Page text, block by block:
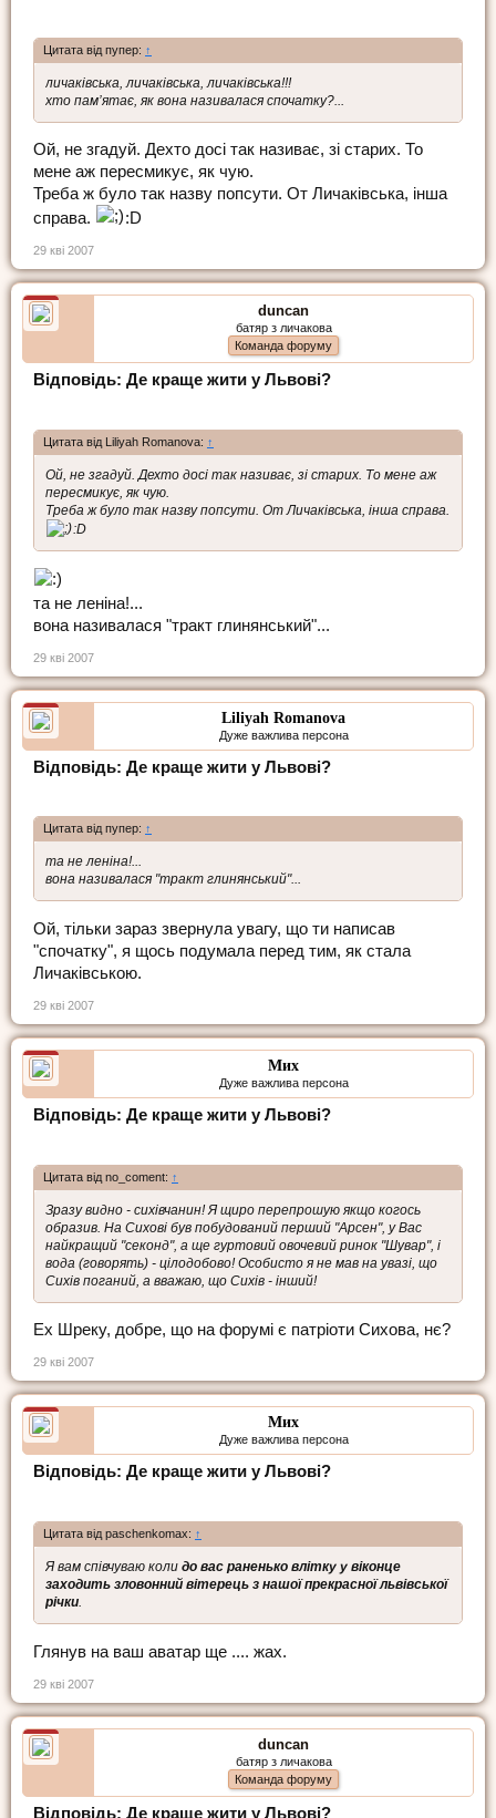
Цитата від пупер: ↑
личаківська, личаківська, личаківська!!!
хто пам’ятає, як вона називалася спочатку?...
Ой, не згадуй. Дехто досі так називає, зі старих. То
мене аж пересмикує, як чую.
Треба ж було так назву попсути. От Личаківська, інша
справа.
:D
29 кві 2007
duncan
батяр з личакова
Команда форуму
Відповідь: Де краще жити у Львові?
Цитата від Liliyah Romanova: ↑
Ой, не згадуй. Дехто досі так називає, зі старих. То мене аж
пересмикує, як чую.
Треба ж було так назву попсути. От Личаківська, інша справа.
:D
та не леніна!...
вона називалася "тракт глинянський"...
29 кві 2007
Liliyah Romanova
Дуже важлива персона
Відповідь: Де краще жити у Львові?
Цитата від пупер: ↑
та не леніна!...
вона називалася "тракт глинянський"...
Ой, тільки зараз звернула увагу, що ти написав
"спочатку", я щось подумала перед тим, як стала
Личаківською.
29 кві 2007
Мих
Дуже важлива персона
Відповідь: Де краще жити у Львові?
Цитата від no_coment: ↑
Зразу видно - сихівчанин! Я щиро перепрошую якщо когось
образив. На Сихові був побудований перший "Арсен", у Вас
найкращий "секонд", а ще гуртовий овочевий ринок "Шувар", і
вода (говорять) - цілодобово! Особисто я не мав на увазі, що
Сихів поганий, а вважаю, що Сихів - інший!
Ех Шреку, добре, що на форумі є патріоти Сихова, нє?
29 кві 2007
Мих
Дуже важлива персона
Відповідь: Де краще жити у Львові?
Цитата від paschenkomax: ↑
Я вам співчуваю коли до вас раненько влітку у віконце
заходить зловонний вітерець з нашої прекрасної львівської
річки.
Глянув на ваш аватар ще .... жах.
29 кві 2007
duncan
батяр з личакова
Команда форуму
Відповідь: Де краще жити у Львові?